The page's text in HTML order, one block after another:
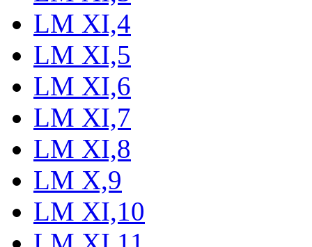
LM XI,4
LM XI,5
LM XI,6
LM XI,7
LM XI,8
LM X,9
LM XI,10